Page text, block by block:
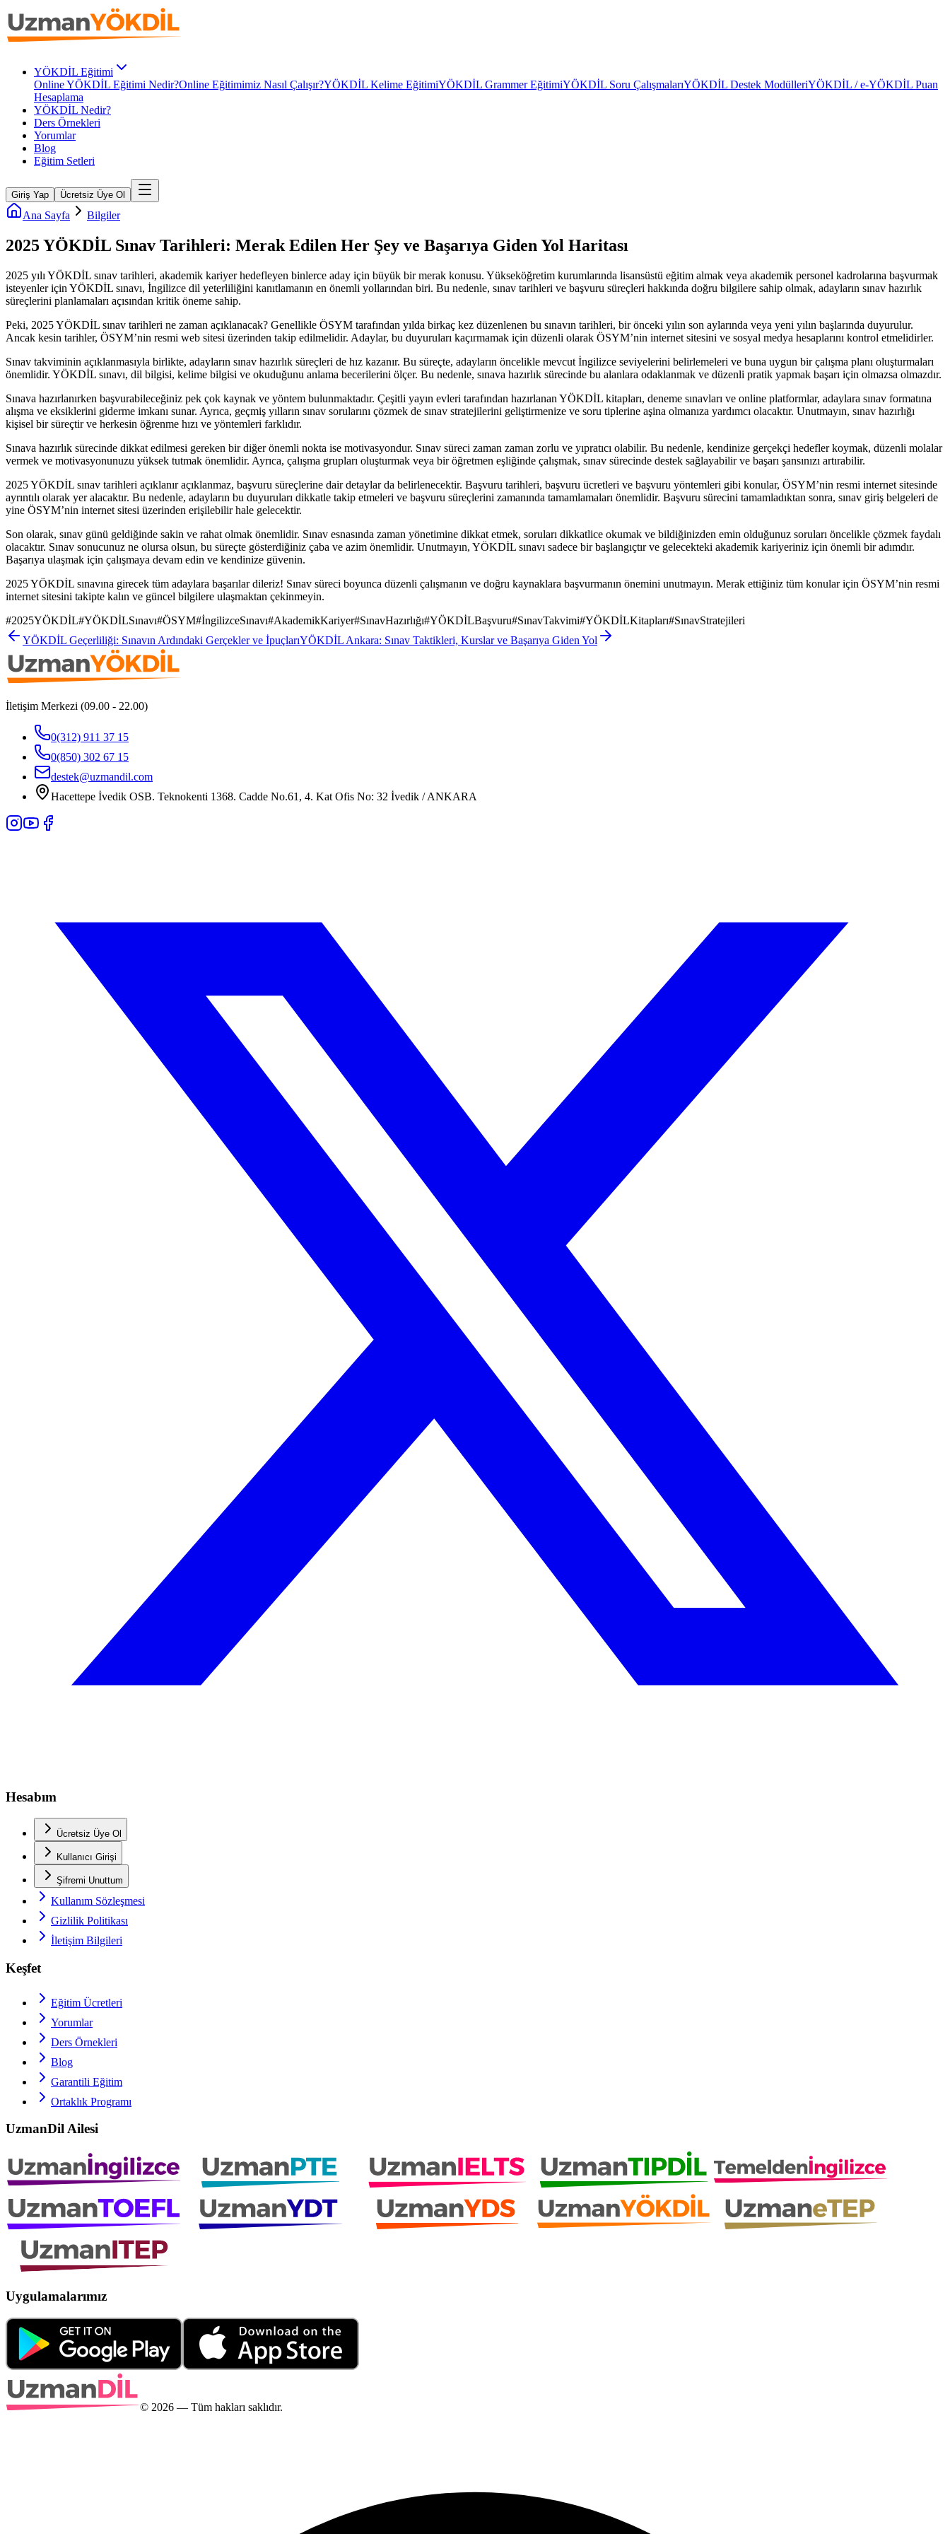
YÖKDİL Eğitimi
Online YÖKDİL Eğitimi Nedir?Online Eğitimimiz Nasıl Çalışır?YÖKDİL Kelime EğitimiYÖKDİL Grammer EğitimiYÖKDİL Soru ÇalışmalarıYÖKDİL Destek ModülleriYÖKDİL / e-YÖKDİL Puan
Hesaplama
YÖKDİL Nedir?
Ders Örnekleri
Yorumlar
Blog
Eğitim Setleri
Giriş Yap Ücretsiz Üye Ol
Ana Sayfa Bilgiler
2025 YÖKDİL Sınav Tarihleri: Merak Edilen Her Şey ve Başarıya Giden Yol Haritası
2025 yılı YÖKDİL sınav tarihleri, akademik kariyer hedefleyen binlerce aday için büyük bir merak konusu. Yükseköğretim kurumlarında lisansüstü eğitim almak veya akademik personel kadrolarına başvurmak
isteyenler için YÖKDİL sınavı, İngilizce dil yeterliliğini kanıtlamanın en önemli yollarından biri. Bu nedenle, sınav tarihleri ve başvuru süreçleri hakkında doğru bilgilere sahip olmak, adayların sınav hazırlık
süreçlerini planlamaları açısından kritik öneme sahip.
Peki, 2025 YÖKDİL sınav tarihleri ne zaman açıklanacak? Genellikle ÖSYM tarafından yılda birkaç kez düzenlenen bu sınavın tarihleri, bir önceki yılın son aylarında veya yeni yılın başlarında duyurulur.
Ancak kesin tarihler, ÖSYM’nin resmi web sitesi üzerinden takip edilmelidir. Adaylar, bu duyuruları kaçırmamak için düzenli olarak ÖSYM’nin internet sitesini ve sosyal medya hesaplarını kontrol etmelidirler.
Sınav takviminin açıklanmasıyla birlikte, adayların sınav hazırlık süreçleri de hız kazanır. Bu süreçte, adayların öncelikle mevcut İngilizce seviyelerini belirlemeleri ve buna uygun bir çalışma planı oluşturmaları
önemlidir. YÖKDİL sınavı, dil bilgisi, kelime bilgisi ve okuduğunu anlama becerilerini ölçer. Bu nedenle, sınava hazırlık sürecinde bu alanlara odaklanmak ve düzenli pratik yapmak başarı için olmazsa olmazdır.
Sınava hazırlanırken başvurabileceğiniz pek çok kaynak ve yöntem bulunmaktadır. Çeşitli yayın evleri tarafından hazırlanan YÖKDİL kitapları, deneme sınavları ve online platformlar, adaylara sınav formatına
alışma ve eksiklerini giderme imkanı sunar. Ayrıca, geçmiş yılların sınav sorularını çözmek de sınav stratejilerini geliştirmenize ve soru tiplerine aşina olmanıza yardımcı olacaktır. Unutmayın, sınav hazırlığı
kişisel bir süreçtir ve herkesin öğrenme hızı ve yöntemleri farklıdır.
Sınava hazırlık sürecinde dikkat edilmesi gereken bir diğer önemli nokta ise motivasyondur. Sınav süreci zaman zaman zorlu ve yıpratıcı olabilir. Bu nedenle, kendinize gerçekçi hedefler koymak, düzenli molalar
vermek ve motivasyonunuzu yüksek tutmak önemlidir. Ayrıca, çalışma grupları oluşturmak veya bir öğretmen eşliğinde çalışmak, sınav sürecinde destek sağlayabilir ve başarı şansınızı artırabilir.
2025 YÖKDİL sınav tarihleri açıklanır açıklanmaz, başvuru süreçlerine dair detaylar da belirlenecektir. Başvuru tarihleri, başvuru ücretleri ve başvuru yöntemleri gibi konular, ÖSYM’nin resmi internet sitesinde
ayrıntılı olarak yer alacaktır. Bu nedenle, adayların bu duyuruları dikkatle takip etmeleri ve başvuru süreçlerini zamanında tamamlamaları önemlidir. Başvuru sürecini tamamladıktan sonra, sınav giriş belgeleri de
yine ÖSYM’nin internet sitesi üzerinden erişilebilir hale gelecektir.
Son olarak, sınav günü geldiğinde sakin ve rahat olmak önemlidir. Sınav esnasında zaman yönetimine dikkat etmek, soruları dikkatlice okumak ve bildiğinizden emin olduğunuz soruları öncelikle çözmek faydalı
olacaktır. Sınav sonucunuz ne olursa olsun, bu süreçte gösterdiğiniz çaba ve azim önemlidir. Unutmayın, YÖKDİL sınavı sadece bir başlangıçtır ve gelecekteki akademik kariyeriniz için önemli bir adımdır.
Başarıya ulaşmak için çalışmaya devam edin ve kendinize güvenin.
2025 YÖKDİL sınavına girecek tüm adaylara başarılar dileriz! Sınav süreci boyunca düzenli çalışmanın ve doğru kaynaklara başvurmanın önemini unutmayın. Merak ettiğiniz tüm konular için ÖSYM’nin resmi
internet sitesini takipte kalın ve güncel bilgilere ulaşmaktan çekinmeyin.
#2025YÖKDİL#YÖKDİLSınavı#ÖSYM#İngilizceSınavı#AkademikKariyer#SınavHazırlığı#YÖKDİLBaşvuru#SınavTakvimi#YÖKDİLKitapları#SınavStratejileri
YÖKDİL Geçerliliği: Sınavın Ardındaki Gerçekler ve İpuçlarıYÖKDİL Ankara: Sınav Taktikleri, Kurslar ve Başarıya Giden Yol
İletişim Merkezi (09.00 - 22.00)
0(312) 911 37 15
0(850) 302 67 15
destek@uzmandil.com
Hacettepe İvedik OSB. Teknokenti 1368. Cadde No.61, 4. Kat Ofis No: 32 İvedik / ANKARA
Hesabım
Ücretsiz Üye Ol
Kullanıcı Girişi
Şifremi Unuttum
Kullanım Sözleşmesi
Gizlilik Politikası
İletişim Bilgileri
Keşfet
Eğitim Ücretleri
Yorumlar
Ders Örnekleri
Blog
Garantili Eğitim
Ortaklık Programı
UzmanDil Ailesi
Uygulamalarımız
© 2026 — Tüm hakları saklıdır.